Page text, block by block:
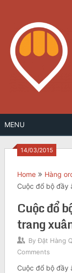
content
MENU
14/03/2015
Home Hàng
Cuộc đổ bộ đầy
Cuộc đổ
trang
By Đặt Hàng
Comments
Cuộc đổ bộ đầy